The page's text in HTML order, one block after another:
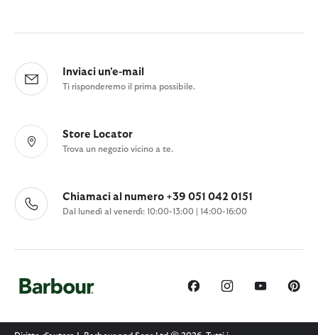
Inviaci un'e-mail
Ti risponderemo il prima possibile.
Store Locator
Trova un negozio vicino a te.
Chiamaci al numero +39 051 042 0151
Dal lunedì al venerdì: 10:00-13:00 | 14:00-16:00